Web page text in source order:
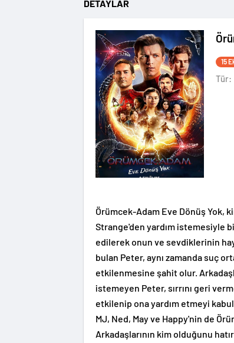
DETAYLAR
15
Tür:
Örümcek-Adam Eve Dönüş Yok,
Strange'den yardım istemesiyle
edilerek onun ve sevdiklerinin
bulan Peter, aynı zamanda suç
etkilenmesine şahit olur.
istemeyen Peter, sırrını geri
etkilenip ona yardım etmeyi
MJ, Ned, May ve Happy'nin de
Arkadaşlarının kim olduğunu